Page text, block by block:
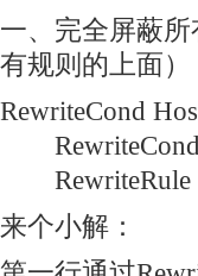
一、完全屏蔽
有规则的上面）
RewriteCond
RewriteCond
RewriteRule
来个小解：